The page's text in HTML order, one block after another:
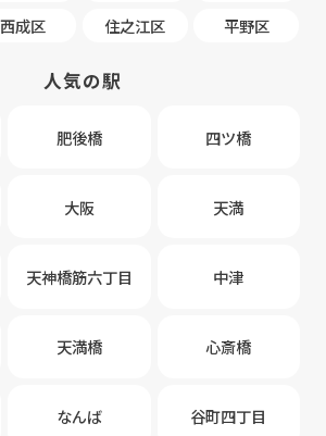
西成区 住之江区 平野区
人気の駅
肥後橋 四ツ橋
大阪 天満
天神橋筋六丁目 中津
天満橋 心斎橋
なんば 谷町四丁目